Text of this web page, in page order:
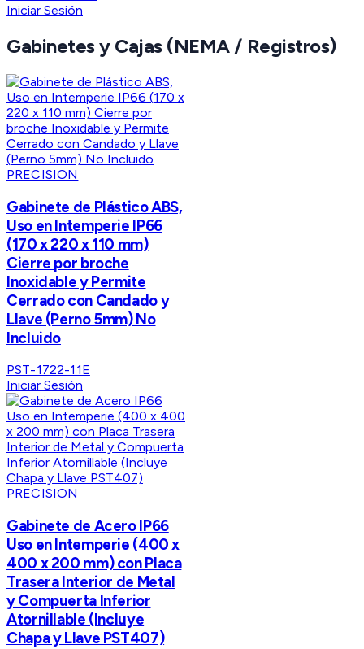
Iniciar Sesión
Gabinetes y Cajas (NEMA / Registros)
PRECISION
Gabinete de Plástico ABS,
Uso en Intemperie IP66
(170 x 220 x 110 mm)
Cierre por broche
Inoxidable y Permite
Cerrado con Candado y
Llave (Perno 5mm) No
Incluido
PST-1722-11E
Iniciar Sesión
PRECISION
Gabinete de Acero IP66
Uso en Intemperie (400 x
400 x 200 mm) con Placa
Trasera Interior de Metal
y Compuerta Inferior
Atornillable (Incluye
Chapa y Llave PST407)